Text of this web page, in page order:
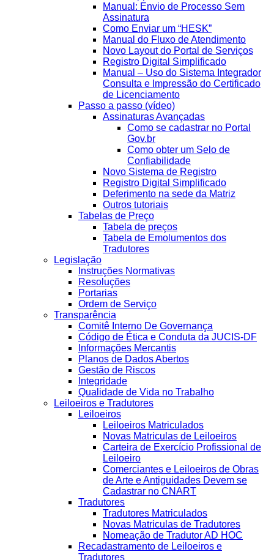
Manual: Envio de Processo Sem
Assinatura
Como Enviar um “HESK”
Manual do Fluxo de Atendimento
Novo Layout do Portal de Serviços
Registro Digital Simplificado
Manual – Uso do Sistema Integrador
Consulta e Impressão do Certificado
de Licenciamento
Passo a passo (vídeo)
Assinaturas Avançadas
Como se cadastrar no Portal
Gov.br
Como obter um Selo de
Confiabilidade
Novo Sistema de Registro
Registro Digital Simplificado
Deferimento na sede da Matriz
Outros tutoriais
Tabelas de Preço
Tabela de preços
Tabela de Emolumentos dos
Tradutores
Legislação
Instruções Normativas
Resoluções
Portarias
Ordem de Serviço
Transparência
Comitê Interno De Governança
Código de Ética e Conduta da JUCIS-DF
Informações Mercantis
Planos de Dados Abertos
Gestão de Riscos
Integridade
Qualidade de Vida no Trabalho
Leiloeiros e Tradutores
Leiloeiros
Leiloeiros Matriculados
Novas Matriculas de Leiloeiros
Carteira de Exercício Profissional de
Leiloeiro
Comerciantes e Leiloeiros de Obras
de Arte e Antiguidades Devem se
Cadastrar no CNART
Tradutores
Tradutores Matriculados
Novas Matriculas de Tradutores
Nomeação de Tradutor AD HOC
Recadastramento de Leiloeiros e
Tradutores